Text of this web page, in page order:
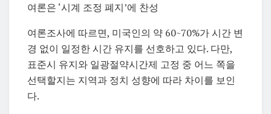
여론은 ‘시계 조정 폐지’에 찬성
여론조사에 따르면, 미국인의 약 60~70%가 시간 변
경 없이 일정한 시간 유지를 선호하고 있다. 다만,
표준시 유지와 일광절약시간제 고정 중 어느 쪽을
선택할지는 지역과 정치 성향에 따라 차이를 보인
다.